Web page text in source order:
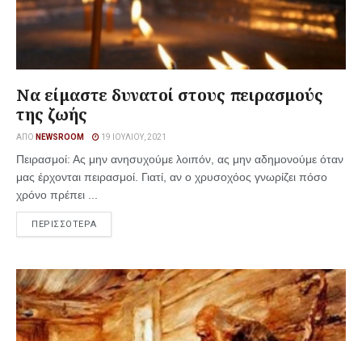
Να είμαστε δυνατοί στους πειρασμούς
της ζωής
ΑΠΌ NEWSROOM 19 ΙΟΥΛΊΟΥ, 2021
Πειρασμοί: Ας μην ανησυχούμε λοιπόν, ας μην αδημονούμε όταν
μας έρχονται πειρασμοί. Γιατί, αν ο χρυσοχόος γνωρίζει πόσο
χρόνο πρέπει ...
ΠΕΡΙΣΣΟΤΕΡΑ